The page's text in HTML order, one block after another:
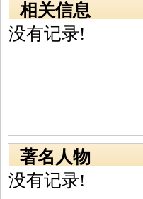
相关信息
没有记录!
著名人物
没有记录!